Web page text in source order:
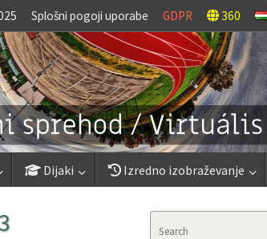
Splošni pogoji uporabe GDPR 360
Dijaki Izredno izobraževanje